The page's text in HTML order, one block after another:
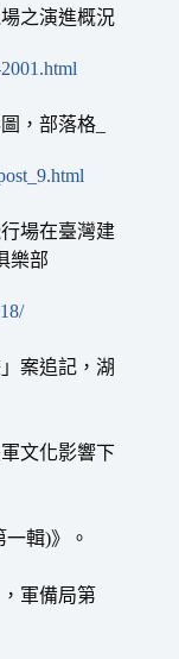
之演進概況
，部落格_
場在臺灣建
樂部
案追記，湖
文化影響下
輯)》。
軍備局第